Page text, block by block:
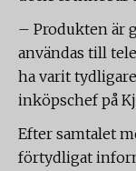
– Produkten är
användas till
ha varit
inköpschef på
Efter samtalet
förtydligat